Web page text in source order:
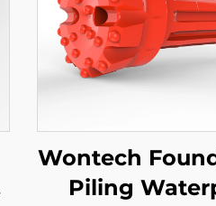
Wontech
Piling